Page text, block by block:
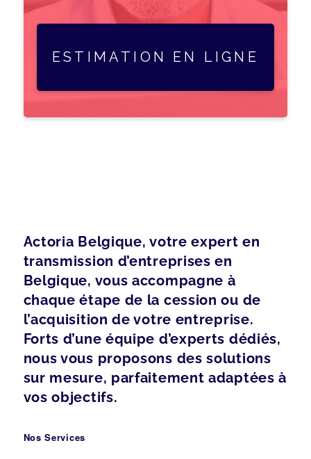
ESTIMATION EN LIGNE
Actoria Belgique, votre expert en
transmission d’entreprises en
Belgique, vous accompagne à
chaque étape de la cession ou de
l’acquisition de votre entreprise.
Forts d’une équipe d’experts dédiés,
nous vous proposons des solutions
sur mesure, parfaitement adaptées à
vos objectifs.
Nos Services